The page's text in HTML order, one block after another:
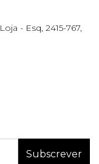
- Esq, 2415-767,
Subscrever